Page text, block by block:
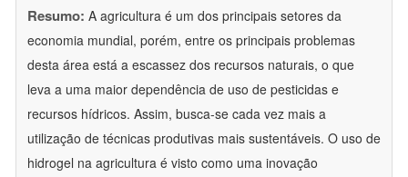
Resumo: A agricultura é um dos principais setores da
economia mundial, porém, entre os principais problemas
desta área está a escassez dos recursos naturais, o que
leva a uma maior dependência de uso de pesticidas e
recursos hídricos. Assim, busca-se cada vez mais a
utilização de técnicas produtivas mais sustentáveis. O uso de
hidrogel na agricultura é visto como uma inovação